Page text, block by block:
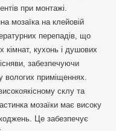
при монтажі.
мозаїка на клейовій
перепадів, що
кімнат, кухонь і душових
забезпечуючи
вологих приміщеннях.
склу та
мозаїки має високу
Це забезпечує